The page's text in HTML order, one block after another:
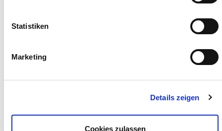
Statistiken
Marketing
Details zeigen
Cookies zulassen
Wirtschaftsprüfung
Haftung des WP/StB in der Insolvenz
Haftung des WP/StB in der Insolvenz